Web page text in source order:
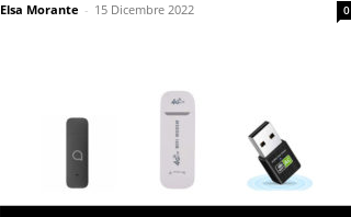
Elsa Morante - 15 Dicembre 2022 0